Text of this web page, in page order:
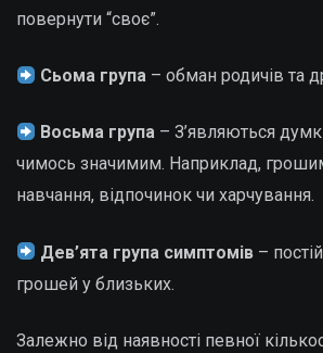
повернути “своє”.
Сьома група – обман родичів та
Восьма група – З’являються
чимось значимим. Наприклад,
навчання, відпочинок чи харчування.
Дев’ята група симптомів –
грошей у близьких.
Залежно від наявності певної